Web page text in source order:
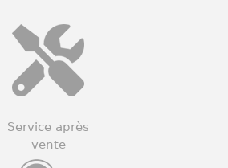
Service après
vente